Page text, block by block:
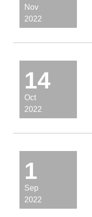
Nov
2022
14
Oct
2022
1
Sep
2022